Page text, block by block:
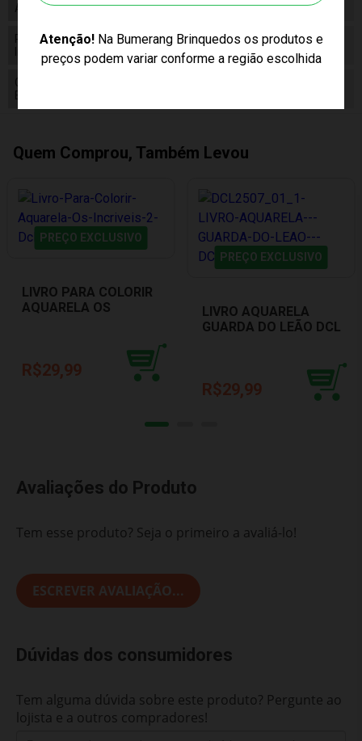
Atenção!Na Bumerang Brinquedos os produtos e
preços podem variar conforme a região escolhida
Alimentação Não Necessita
Pilhas
False
Conteúdo da
Embalagem
Quem Comprou, Também Levou
PREÇO EXCLUSIVO
LIVRO PARA COLORIR
AQUARELA OS
R$29,99
PREÇO EXCLUSIVO
LIVRO AQUARELA
GUARDA DO LEÃO DCL
R$29,99
Avaliações do Produto
Tem esse produto? Seja o primeiro a avaliá-lo!
ESCREVER AVALIAÇÃO...
Dúvidas dos consumidores
Tem alguma dúvida sobre este produto? Pergunte ao
lojista e a outros compradores!